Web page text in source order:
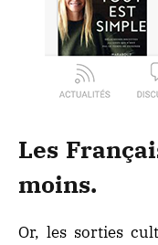
Les
moins.
Or, les sorties